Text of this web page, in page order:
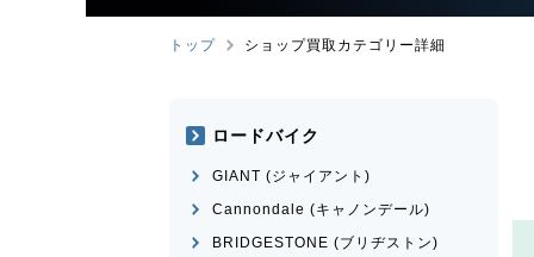
トップ ショップ買取カテゴリー詳細
ロードバイク
GIANT (ジャイアント)
Cannondale (キャノンデール)
BRIDGESTONE (ブリヂストン)